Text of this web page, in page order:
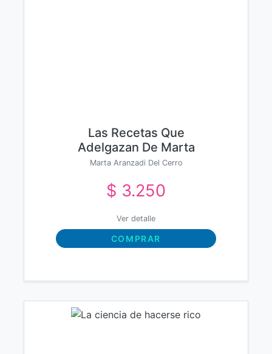
Las Recetas Que
Adelgazan De Marta
Aranzadi
Marta Aranzadi Del Cerro
$ 3.250
Ver detalle
COMPRAR